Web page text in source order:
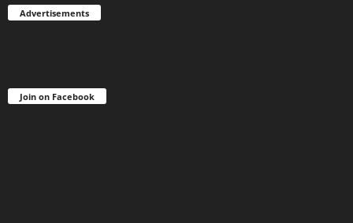
Advertisements
Join on Facebook